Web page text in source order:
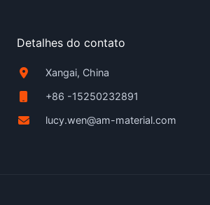
Detalhes do contato
Xangai, China
+86 -15250232891
lucy.wen@am-material.com